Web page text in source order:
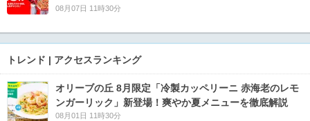
08月07日 11時30分
トレンド | アクセスランキング
オリーブの丘 8月限定「冷製カッペリーニ 赤海老のレモ
ンガーリック」新登場！爽やか夏メニューを徹底解説
08月01日 11時30分